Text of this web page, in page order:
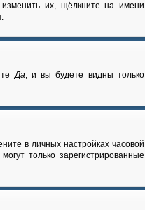
их, щёлкните на имени
Да, и вы будете видны только
в личных настройках часовой
только зарегистрированные